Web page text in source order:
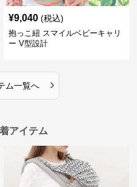
¥9,040 (税込)
抱っこ紐 スマイルベビーキャリ
ー V型設計
ム一覧へ ›
アイテム